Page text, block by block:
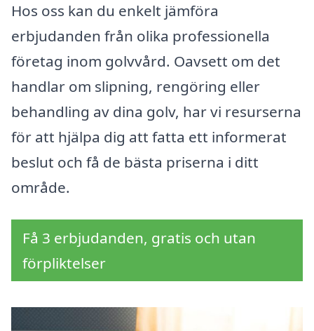
Hos oss kan du enkelt jämföra
erbjudanden från olika professionella
företag inom golvvård. Oavsett om det
handlar om slipning, rengöring eller
behandling av dina golv, har vi resurserna
för att hjälpa dig att fatta ett informerat
beslut och få de bästa priserna i ditt
område.
Få 3 erbjudanden, gratis och utan
förpliktelser